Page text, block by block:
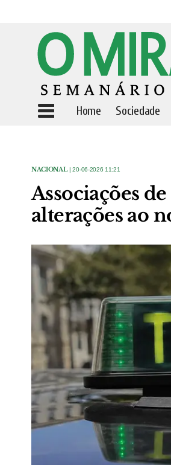
Home Sociedade
NACIONAL| 20-06-2026 11:21
Associações
alterações ao